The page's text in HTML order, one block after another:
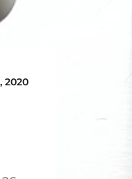
2020